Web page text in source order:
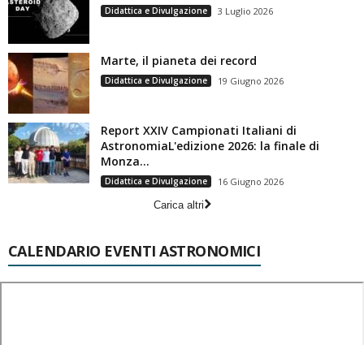
Didattica e Divulgazione 3 Luglio 2026
Marte, il pianeta dei record
Didattica e Divulgazione 19 Giugno 2026
Report XXIV Campionati Italiani di
AstronomiaL'edizione 2026: la finale di
Monza...
Didattica e Divulgazione
16 Giugno 2026
Carica altri
CALENDARIO EVENTI ASTRONOMICI